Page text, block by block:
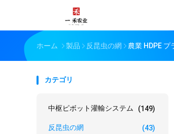
ホーム 製品 反昆虫の網 農業 HDPE
カテゴリ
中枢ピボット灌輸システム (149)
反昆虫の網 (43)